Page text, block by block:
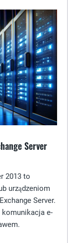
Server
2013 to
urządzeniom
Server.
komunikacja e-